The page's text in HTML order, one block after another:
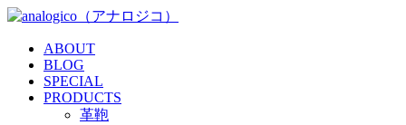
ABOUT
BLOG
SPECIAL
PRODUCTS
革鞄